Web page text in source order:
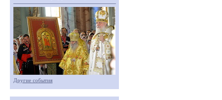
Другие события